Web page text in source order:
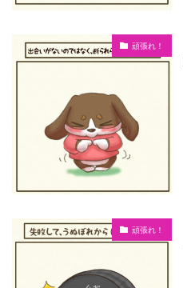
頑張れ！
頑張れ！